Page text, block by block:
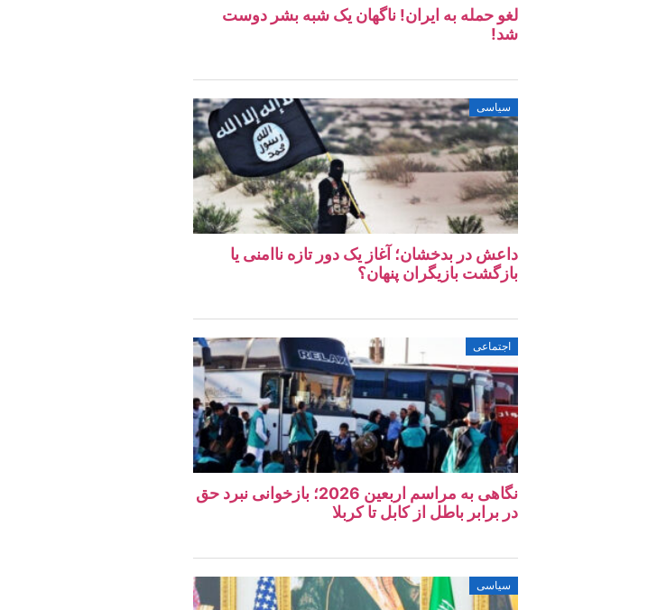
لغو حمله به ایران! ناگهان یک شبه بشر دوست
شد!
سیاسی
داعش در بدخشان؛ آغاز یک دور تازه ناامنی یا
بازگشت بازیگران پنهان؟
اجتماعی
نگاهی به مراسم اربعین 2026؛ بازخوانی نبرد حق
در برابر باطل از کابل تا کربلا
سیاسی